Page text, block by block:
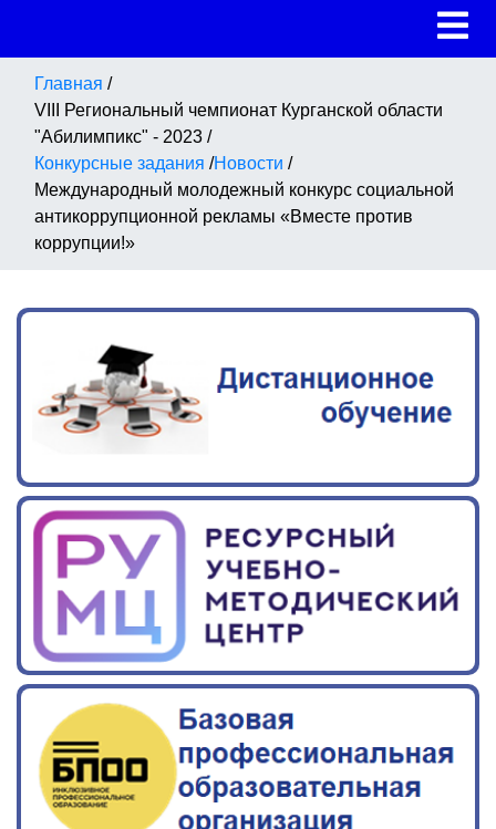
Главная /
VIII Региональный чемпионат Курганской области
"Абилимпикс" - 2023 /
Конкурсные задания /Новости /
Международный молодежный конкурс социальной
антикоррупционной рекламы «Вместе против
коррупции!»